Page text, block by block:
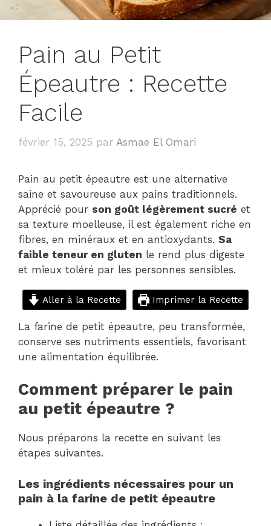
Pain au Petit
Épeautre : Recette
Facile
février 15, 2025 par Asmae El Omari
Pain au petit épeautre est une alternative
saine et savoureuse aux pains traditionnels.
Apprécié pour son goût légèrement sucré et
sa texture moelleuse, il est également riche en
fibres, en minéraux et en antioxydants. Sa
faible teneur en gluten le rend plus digeste
et mieux toléré par les personnes sensibles.
Aller à la Recette Imprimer la Recette
La farine de petit épeautre, peu transformée,
conserve ses nutriments essentiels, favorisant
une alimentation équilibrée.
Comment préparer le pain
au petit épeautre ?
Nous préparons la recette en suivant les
étapes suivantes.
Les ingrédients nécessaires pour un
pain à la farine de petit épeautre